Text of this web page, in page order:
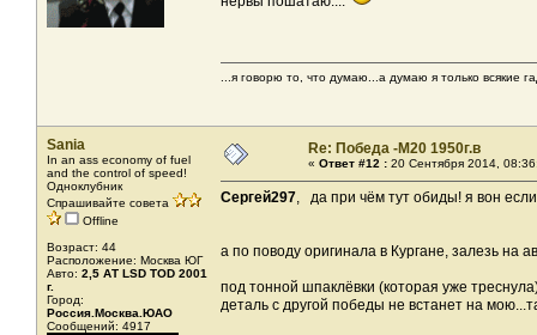
...я говорю то, что думаю...а думаю я только всякие
Sania
In an ass economy of fuel
and the control of speed!
Одноклубник
Спрашивайте совета
Offline
Возраст: 44
Расположение: Москва ЮГ
Авто: 2,5 АТ LSD TOD 2001
г.
Город:
Россия.Москва.ЮАО
Сообщений: 4917
Re: Победа -М20 1950г.в
« Ответ #12 : 20 Сентября 2014,
Сергей297, да при чём тут обиды! я вон
а по поводу оригинала в Кургане, залезь на
под тонной шпаклёвки (которая уже
деталь с другой победы не встанет на